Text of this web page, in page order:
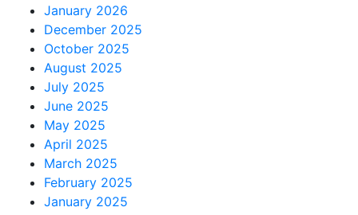
January 2026
December 2025
October 2025
August 2025
July 2025
June 2025
May 2025
April 2025
March 2025
February 2025
January 2025